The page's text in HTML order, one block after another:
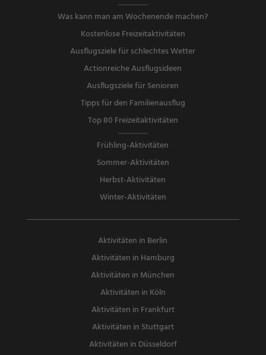
Was kann man am Wochenende machen?
Kostenlose Freizeitaktivitäten
Ausflugsziele für schlechtes Wetter
Actionreiche Ausflugsideen
Ausflugsziele für Senioren
Tipps für den Familienausflug
Top 80 Freizeitaktivitäten
Frühling-Aktivitäten
Sommer-Aktivitäten
Herbst-Aktivitäten
Winter-Aktivitäten
Aktivitäten in Berlin
Aktivitäten in Hamburg
Aktivitäten in München
Aktivitäten in Köln
Aktivitäten in Frankfurt
Aktivitäten in Stuttgart
Aktivitäten in Düsseldorf